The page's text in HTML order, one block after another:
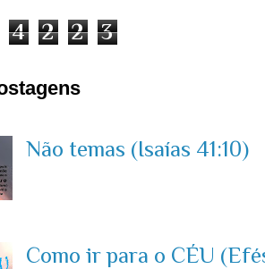
4 2 2 3
Não temas (Isaías 41:10)
Como ir para o CÉU